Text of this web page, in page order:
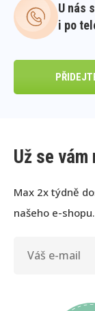
U nás
i po
Už se
Max 2x týdně
našeho e-shopu.